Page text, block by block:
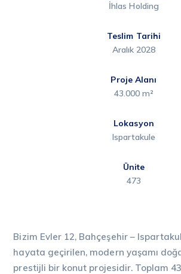
İhlas Holding
Teslim Tarihi
Aralık 2028
Proje Alanı
43.000 m²
Lokasyon
Ispartakule
Ünite
473
Bizim Evler 12, Bahçeşehir –
hayata geçirilen, modern yaşamı
prestijli bir konut projesidir. Toplam